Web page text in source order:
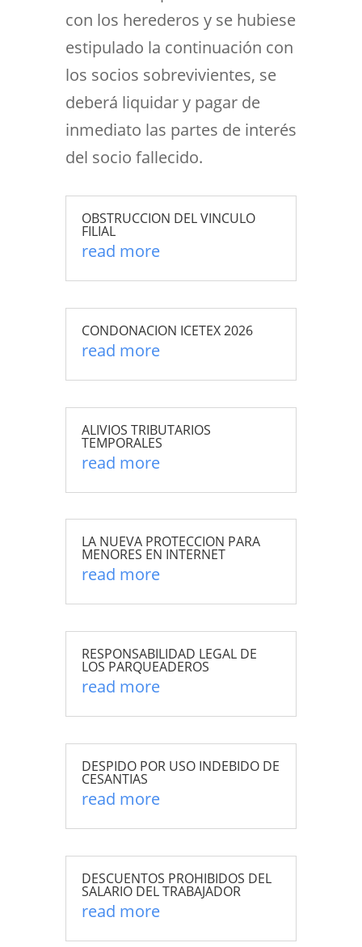
con los herederos y se hubiese
estipulado la continuación con
los socios sobrevivientes, se
deberá liquidar y pagar de
inmediato las partes de interés
del socio fallecido.
OBSTRUCCION DEL VINCULO
FILIAL
read more
CONDONACION ICETEX 2026
read more
ALIVIOS TRIBUTARIOS
TEMPORALES
read more
LA NUEVA PROTECCION PARA
MENORES EN INTERNET
read more
RESPONSABILIDAD LEGAL DE
LOS PARQUEADEROS
read more
DESPIDO POR USO INDEBIDO DE
CESANTIAS
read more
DESCUENTOS PROHIBIDOS DEL
SALARIO DEL TRABAJADOR
read more